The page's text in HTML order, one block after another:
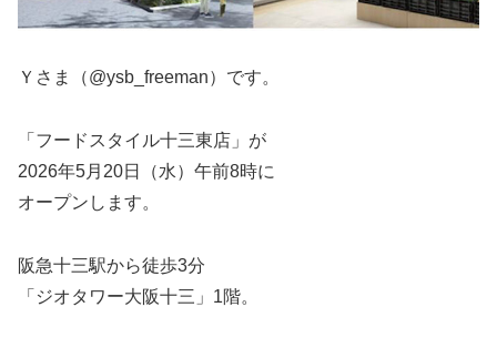
Ｙさま（@ysb_freeman）です。
「フードスタイル十三東店」が
2026年5月20日（水）午前8時に
オープンします。
阪急十三駅から徒歩3分
「ジオタワー大阪十三」1階。